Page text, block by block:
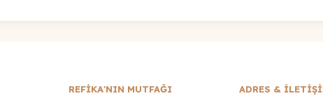
REFİKA'NIN MUTFAĞI
ADRES &